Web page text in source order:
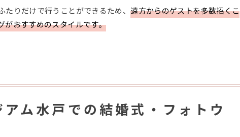
たりだけで行うことができるため、遠方からのゲストを多数招くこ
がおすすめのスタイルです。
ム水戸での結婚式・フォトウ